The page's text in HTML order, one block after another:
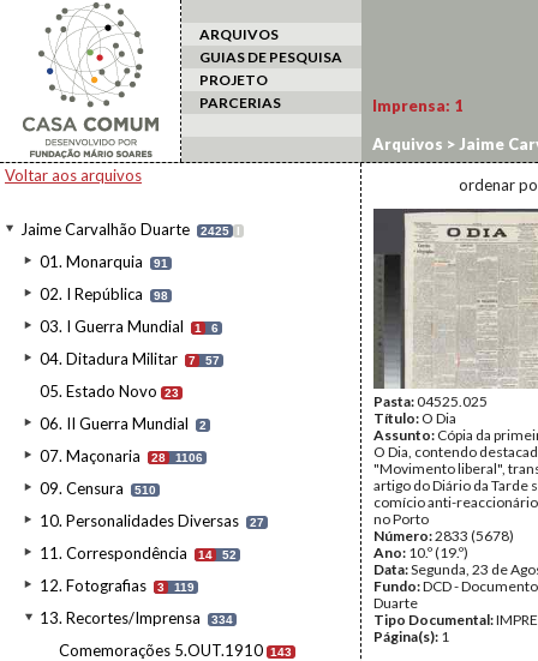
ARQUIVOS
GUIAS DE PESQUISA
PROJETO
PARCERIAS
Voltar aos arquivos
Jaime Carvalhão Duarte 2425 I
01. Monarquia 91
02. I República 98
03. I Guerra Mundial 1 6
04. Ditadura Militar 7 57
05. Estado Novo 23
06. II Guerra Mundial 2
07. Maçonaria 28 1106
09. Censura 510
10. Personalidades Diversas 27
11. Correspondência 14 52
12. Fotografias 3 119
13. Recortes/Imprensa 334
Comemorações 5.OUT.1910 143
Imprensa: 1
Arquivos > Jaime
ordenar
Pasta:04525.025
Título: O Dia
Assunto: Cópia da
O Dia, contendo
"Movimento liberal",
artigo do Diário da Tarde
comício anti-
no Porto
Número:2833 (5678)
Ano: 10.º (19.º)
Data:Segunda, 23 de
Fundo:DCD -
Duarte
Tipo Documental:
Página(s): 1